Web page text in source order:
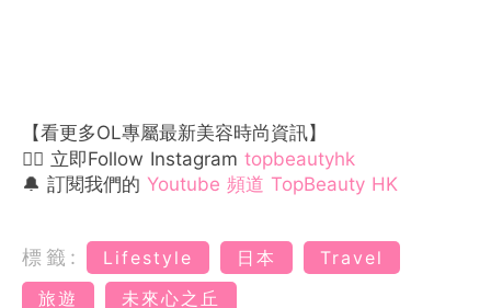
【看更多OL專屬最新美容時尚資訊】
👉🏻 立即Follow Instagram topbeautyhk
🔔 訂閱我們的 Youtube 頻道 TopBeauty HK
標籤: Lifestyle 日本
Travel
旅遊
未來心之丘